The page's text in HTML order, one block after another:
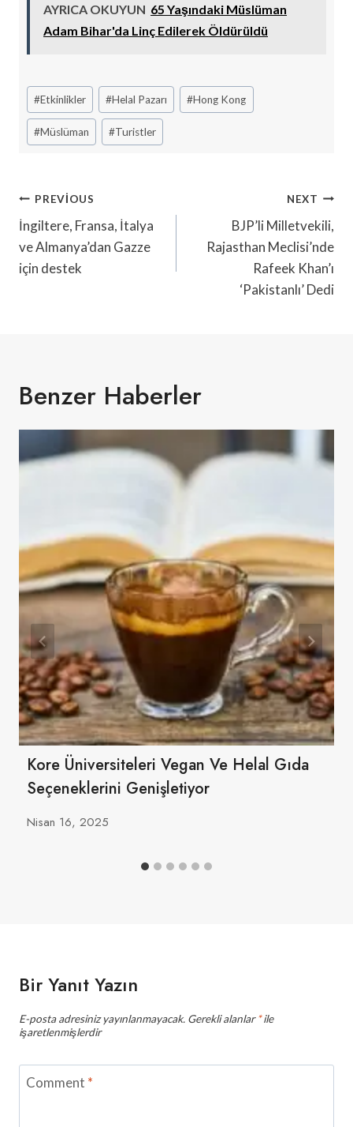
AYRICA OKUYUN 65 Yaşındaki Müslüman
Adam Bihar'da Linç Edilerek Öldürüldü
Post
Tags:
#Etkinlikler #Helal Pazarı #Hong Kong
#Müslüman #Turistler
Yazı
Gezinmesi
PREVIOUS
İngiltere, Fransa, İtalya
ve Almanya’dan Gazze
için destek
NEXT
BJP’li Milletvekili,
Rajasthan Meclisi’nde
Rafeek Khan’ı
‘Pakistanlı’ Dedi
Benzer Haberler
Kore Üniversiteleri Vegan Ve Helal Gıda
Seçeneklerini Genişletiyor
Nisan 16, 2025
Bir Yanıt Yazın
E-posta adresiniz yayınlanmayacak. Gerekli alanlar*ile
işaretlenmişlerdir
Comment *